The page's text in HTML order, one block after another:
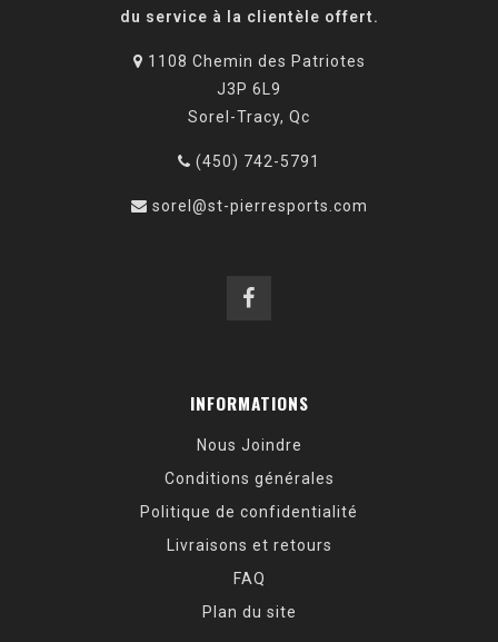
du service à la clientèle offert.
1108 Chemin des Patriotes
J3P 6L9
Sorel-Tracy, Qc
(450) 742-5791
sorel@st-pierresports.com
INFORMATIONS
Nous Joindre
Conditions générales
Politique de confidentialité
Livraisons et retours
FAQ
Plan du site